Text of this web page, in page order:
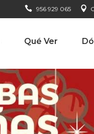
956 929 065
Qué Ver